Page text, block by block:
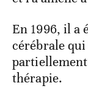
En 1996, il a
cérébrale
thérapie.